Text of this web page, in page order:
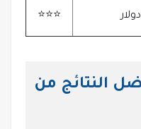
⭐️⭐️⭐️
النتائج من